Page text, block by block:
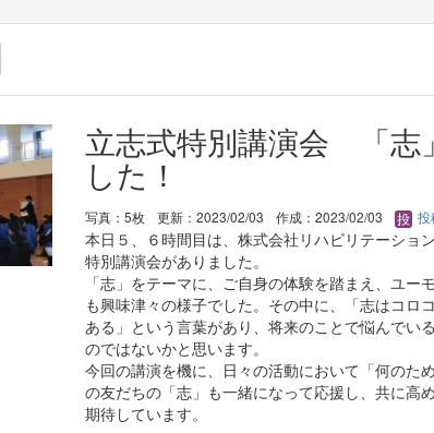
立志式特別講演会 「志
した！
写真：5枚 更新：2023/02/03 作成：2023/02/03 投
本日５、６時間目は、株式会社リハビリテーショ
特別講演会がありました。
「志」をテーマに、ご自身の体験を踏まえ、ユ
も興味津々の様子でした。その中に、「志はコロ
ある」という言葉があり、将来のことで悩んでい
のではないかと思います。
今回の講演を機に、日々の活動において「何のた
の友だちの「志」も一緒になって応援し、共に高
期待しています。